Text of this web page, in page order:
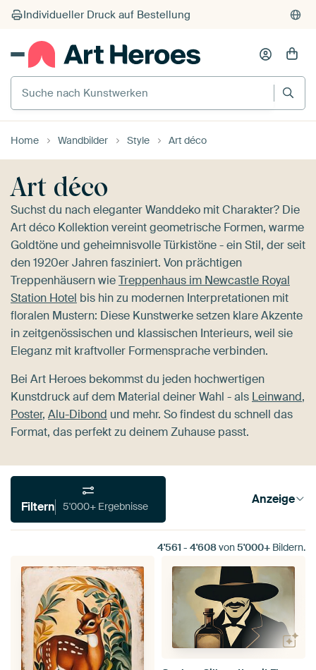
Suche nach Kunstwerken
Home Wandbilder Style Art déco
Art déco
Suchst du nach eleganter Wanddeko mit Charakter? Die
Art déco Kollektion vereint geometrische Formen, warme
Goldtöne und geheimnisvolle Türkistöne - ein Stil, der seit
den 1920er Jahren fasziniert. Von prächtigen
Treppenhäusern wieTreppenhaus im Newcastle Royal
Station Hotel bis hin zu modernen Interpretationen mit
floralen Mustern: Diese Kunstwerke setzen klare Akzente
in zeitgenössischen und klassischen Interieurs, weil sie
Eleganz mit kraftvoller Formensprache verbinden.
Bei Art Heroes bekommst du jeden hochwertigen
Kunstdruck auf dem Material deiner Wahl - als Leinwand,
Poster, Alu-Dibond und mehr. So findest du schnell das
Format, das perfekt zu deinem Zuhause passt.
Filtern 5'000+ Ergebnisse Anzeige
4'561 - 4'608von5'000+ Bildern.